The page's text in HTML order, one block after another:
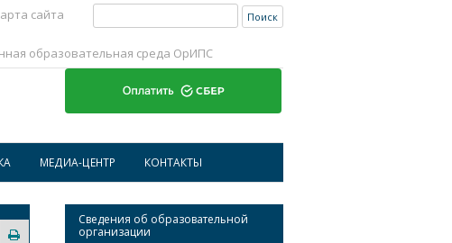
сайта Найти:
образовательная среда ОрИПС
МЕДИА-ЦЕНТР
НОВОСТИ
КОНТАКТЫ
Сведения об образовательной
организации